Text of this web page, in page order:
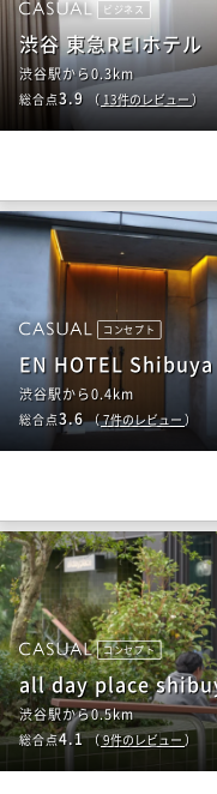
ビジネス
渋谷 東急REIホテル
渋谷駅から0.3km
総合点3.9 （ 13件のレビュー）
コンセプト
EN HOTEL Shibuya
渋谷駅から0.4km
総合点3.6（7件のレビュー）
コンセプト
all day place
渋谷駅から0.5km
総合点4.1（9件のレビュー ）